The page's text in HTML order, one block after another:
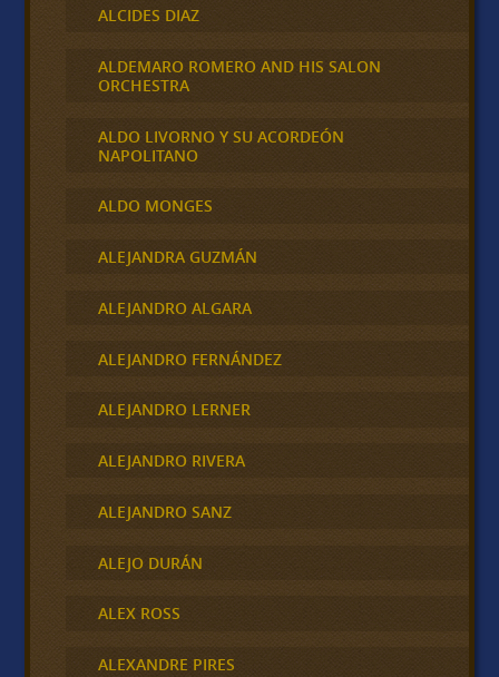
ALCIDES DIAZ
ALDEMARO ROMERO AND HIS SALON
ORCHESTRA
ALDO LIVORNO Y SU ACORDEÓN
NAPOLITANO
ALDO MONGES
ALEJANDRA GUZMÁN
ALEJANDRO ALGARA
ALEJANDRO FERNÁNDEZ
ALEJANDRO LERNER
ALEJANDRO RIVERA
ALEJANDRO SANZ
ALEJO DURÁN
ALEX ROSS
ALEXANDRE PIRES